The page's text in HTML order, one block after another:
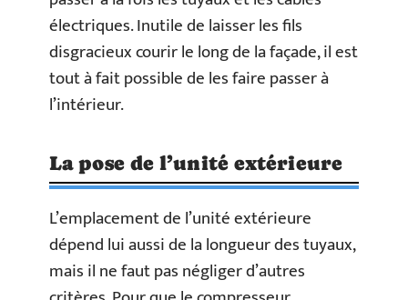
électriques. Inutile de laisser les fils
disgracieux courir le long de la façade, il est
tout à fait possible de les faire passer à
l’intérieur.
La pose de l’unité extérieure
L’emplacement de l’unité extérieure
dépend lui aussi de la longueur des tuyaux,
mais il ne faut pas négliger d’autres